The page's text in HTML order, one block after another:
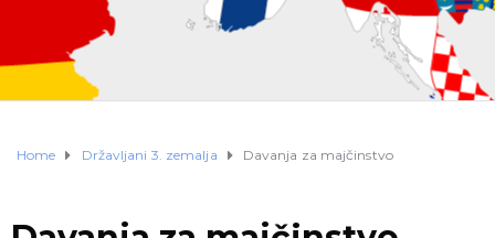
Home Državljani 3. zemalja Davanja za majčinstvo